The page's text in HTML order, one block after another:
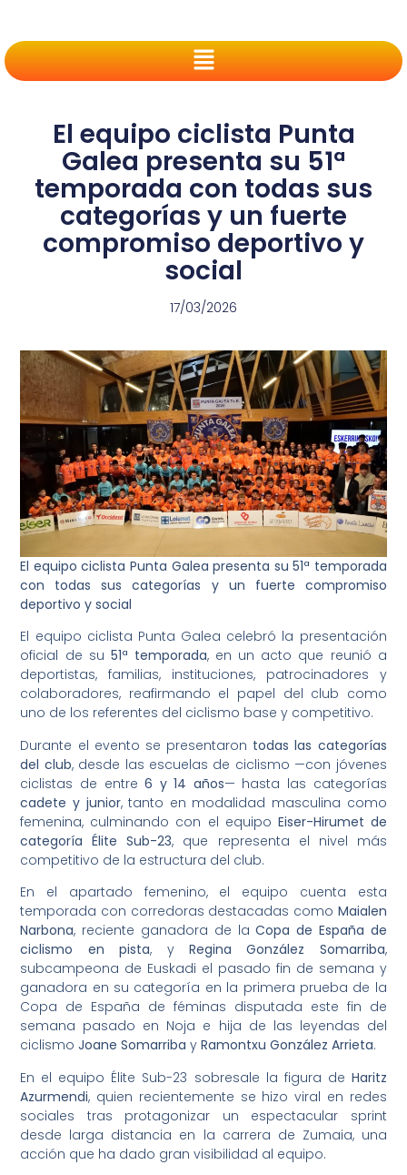
El equipo ciclista Punta
Galea presenta su 51ª
temporada con todas sus
categorías y un fuerte
compromiso deportivo y
social
17/03/2026
El equipo ciclista Punta Galea presenta su 51ª temporada
con todas sus categorías y un fuerte compromiso
deportivo y social
El equipo ciclista Punta Galea celebró la presentación
oficial de su 51ª temporada, en un acto que reunió a
deportistas, familias, instituciones, patrocinadores y
colaboradores, reafirmando el papel del club como
uno de los referentes del ciclismo base y competitivo.
Durante el evento se presentaron todas las categorías
del club, desde las escuelas de ciclismo —con jóvenes
ciclistas de entre6 y 14 años— hasta las categorías
cadete y junior, tanto en modalidad masculina como
femenina, culminando con el equipo Eiser-Hirumet de
categoría Élite Sub-23, que representa el nivel más
competitivo de la estructura del club.
En el apartado femenino, el equipo cuenta esta
temporada con corredoras destacadas como Maialen
Narbona, reciente ganadora de laCopa de España de
ciclismo en pista, y Regina González Somarriba,
subcampeona de Euskadi el pasado fin de semana y
ganadora en su categoría en la primera prueba de la
Copa de España de féminas disputada este fin de
semana pasado en Noja e hija de las leyendas del
ciclismoJoane Somarriba yRamontxu González Arrieta.
En el equipo Élite Sub-23 sobresale la figura de Haritz
Azurmendi, quien recientemente se hizo viral en redes
sociales tras protagonizar un espectacular sprint
desde larga distancia en la carrera de Zumaia, una
acción que ha dado gran visibilidad al equipo.